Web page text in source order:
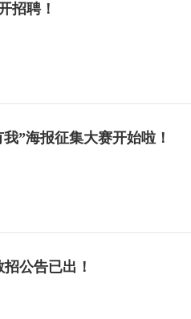
招聘！
”海报征集大赛开始啦！
公告已出！